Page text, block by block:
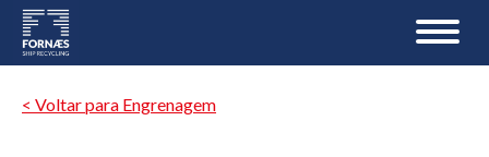
< Voltar para Engrenagem